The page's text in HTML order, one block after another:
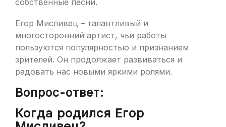
собственные песни.
Егор Мисливец – талантливый и
многосторонний артист, чьи работы
пользуются популярностью и признанием
зрителей. Он продолжает развиваться и
радовать нас новыми яркими ролями.
Вопрос-ответ:
Когда родился Егор